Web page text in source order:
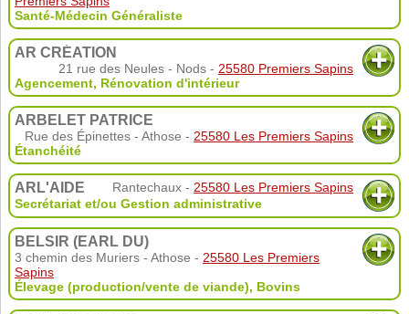
Santé-Médecin Généraliste
AR CRÉATION
21 rue des Neules - Nods - 25580 Premiers Sapins
Agencement, Rénovation d'intérieur
ARBELET PATRICE
Rue des Épinettes - Athose - 25580 Les Premiers Sapins
Étanchéité
ARL'AIDE Rantechaux - 25580 Les Premiers Sapins
Secrétariat et/ou Gestion administrative
BELSIR (EARL DU)
3 chemin des Muriers - Athose - 25580 Les Premiers
Sapins
Élevage (production/vente de viande), Bovins